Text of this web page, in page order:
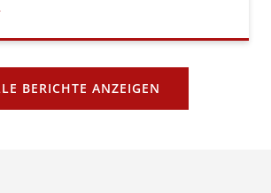
BERICHTE ANZEIGEN